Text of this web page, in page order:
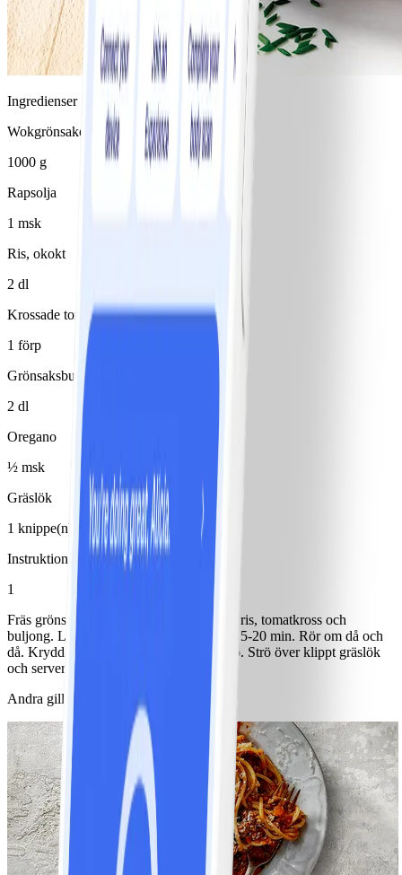
Ingredienser
Wokgrönsaker
1000 g
Rapsolja
1 msk
Ris, okokt
2 dl
Krossade tomater
1 förp
Grönsaksbuljong
2 dl
Oregano
½ msk
Gräslök
1 knippe(n)
Instruktioner
1
Fräs grönsakerna i olja i en gryta. Tillsätt ris, tomatkross och
buljong. Låt det koka på svag värme ca 15-20 min. Rör om då och
då. Krydda med salt, peppar och oregano. Strö över klippt gräslök
och servera.
Andra gillade också